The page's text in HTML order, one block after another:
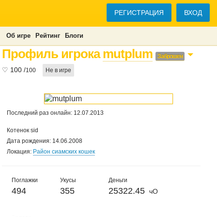
РЕГИСТРАЦИЯ ВХОД
Об игре Рейтинг Блоги
Профиль игрокаmutplum Заброшен
♡ 100 /100 Не в игре
Последний раз онлайн: 12.07.2013
Котенок sid
Дата рождения: 14.06.2008
Локация: Район сиамских кошек
Поглажки
494
Укусы
355
Деньги
25322.45 чО